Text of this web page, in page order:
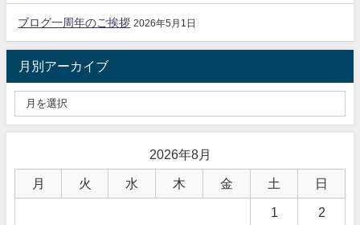
ブログ一周年のご挨拶 2026年5月1日
月別アーカイブ
2026年8月
月 火 水 木 金 土 日
1 2